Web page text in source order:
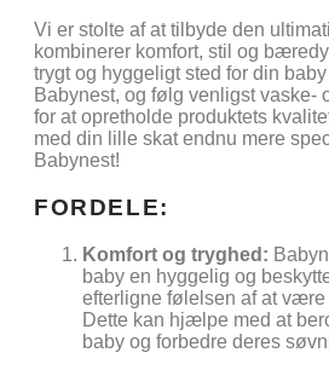
Vi er stolte af at tilbyde den
kombinerer komfort, stil og
trygt og hyggeligt sted for din
Babynest, og følg venligst vaske-
for at opretholde produktets
med din lille skat endnu mere
Babynest!
FORDELE:
Komfort og tryghed:
baby en hyggelig og
efterligne følelsen af at være
Dette kan hjælpe med at
baby og forbedre deres